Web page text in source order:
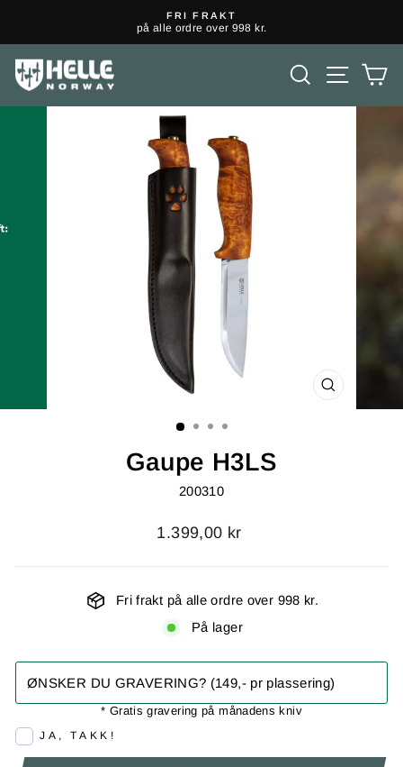
FRI FRAKT
på alle ordre over 998 kr.
SØK
Gaupe H3LS
200310
1.399,00 kr
Fri frakt på alle ordre over 998 kr.
På lager
ØNSKER DU GRAVERING? (149,- pr plassering)
* Gratis gravering på månadens kniv
JA, TAKK!